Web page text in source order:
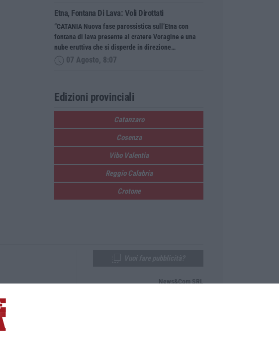
Etna, Fontana Di Lava: Voli Dirottati
“CATANIA Nuova fase parossistica sull’Etna con
fontana di lava presente al cratere Voragine e una
nube eruttiva che si disperde in direzione…
07 Agosto, 8:07
Edizioni provinciali
Catanzaro
Cosenza
Vibo Valentia
Reggio Calabria
Crotone
News&Com SRL